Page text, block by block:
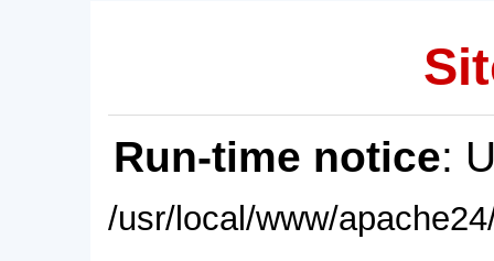
Run-time notice:
/usr/local/www/